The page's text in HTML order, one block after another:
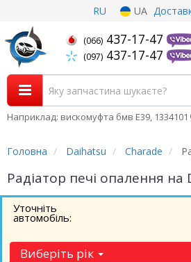
RU UA
(066) 437-17-47
(097) 437-17-47
Наприклад: вискомуфта бмв Е39, 1334101
Головна Daihatsu Charade
Радіатор печі опалення
Уточніть
автомобіль:
Виберіть рік